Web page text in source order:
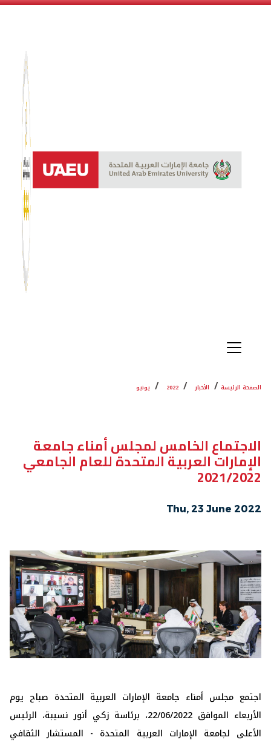
نظام
الصفحة الرئيسة الأخبار 2022 يونيو
الاجتماع الخامس لمجلس أمناء جامعة
الإمارات العربية المتحدة للعام الجامعي
2021/2022
Thu, 23 June 2022
اجتمع مجلس أمناء جامعة الإمارات العربية المتحدة صباح يوم
الأربعاء الموافق 22/06/2022، برئاسة زكي أنور نسيبة، الرئيس
الأعلى لجامعة الإمارات العربية المتحدة - المستشار الثقافي